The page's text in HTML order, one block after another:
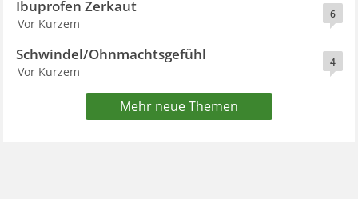
6
Ibuprofen Zerkaut
Vor Kurzem
4
Schwindel/Ohnmachtsgefühl
Vor Kurzem
Mehr neue Themen